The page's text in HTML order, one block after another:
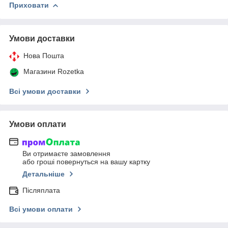
Приховати
Умови доставки
Нова Пошта
Магазини Rozetka
Всі умови доставки
Умови оплати
Ви отримаєте замовлення
або гроші повернуться на вашу картку
Детальніше
Післяплата
Всі умови оплати